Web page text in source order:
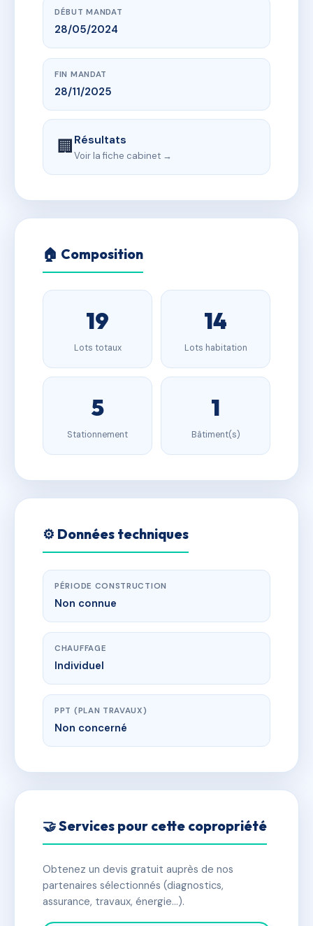
DÉBUT MANDAT
28/05/2024
FIN MANDAT
28/11/2025
🏢Résultats
Voir la fiche cabinet →
🏠 Composition
19
Lots totaux
14
Lots habitation
5
Stationnement
1
Bâtiment(s)
⚙️ Données techniques
PÉRIODE CONSTRUCTION
Non connue
CHAUFFAGE
Individuel
PPT (PLAN TRAVAUX)
Non concerné
🤝 Services pour cette copropriété
Obtenez un devis gratuit auprès de nos
partenaires sélectionnés (diagnostics,
assurance, travaux, énergie…).